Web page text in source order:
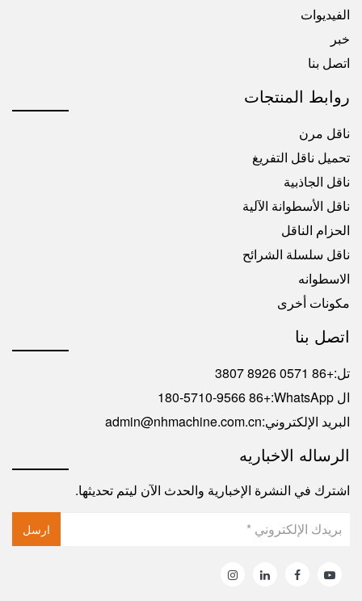
الفيديوات
خبر
اتصل بنا
روابط المنتجات
ناقل مرن
تحميل ناقل التفريغ
ناقل الجاذبية
ناقل الأسطوانة الآلية
الحزام الناقل
ناقل سلسلة الشرائح
الاسطوانه
مكونات أخرى
اتصل بنا
تل:+86 0571 8926 3807
ال WhatsApp:
+86 180-5710-9566
البريد الإلكتروني:admin@nhmachine.com.cn
الرساله الاخباريه
اشترك في النشرة الإخبارية والحدث الآن ليتم تحديثها.
ارسل